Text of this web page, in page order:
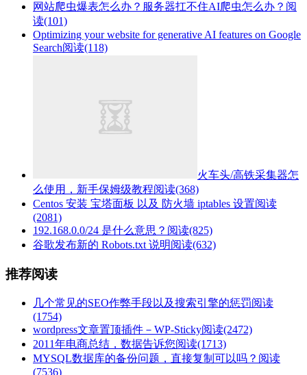
网站爬虫爆表怎么办？服务器扛不住AI爬虫怎么办？ 阅
读(101)
Optimizing your website for generative AI features on Google
Search阅读(118)
火车头/高铁采集器怎
么使用，新手保姆级教程阅读(368)
Centos 安装 宝塔面板 以及 防火墙 iptables 设置阅读
(2081)
192.168.0.0/24 是什么意思？ 阅读(825)
谷歌发布新的 Robots.txt 说明阅读(632)
推荐阅读
几个常见的SEO作弊手段以及搜索引擎的惩罚阅读
(1754)
wordpress文章置顶插件－WP-Sticky阅读(2472)
2011年电商总结，数据告诉您阅读(1713)
MYSQL数据库的备份问题，直接复制可以吗？ 阅读
(7536)